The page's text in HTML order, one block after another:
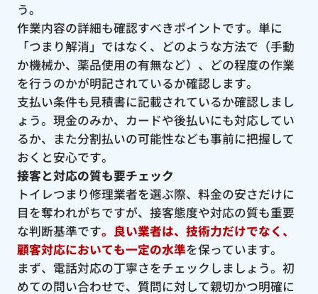
う。
作業内容の詳細も確認すべきポイントです。単に
「つまり解消」ではなく、どのような方法で（手動
か機械か、薬品使用の有無など）、どの程度の作業
を行うのかが明記されているか確認します。
支払い条件も見積書に記載されているか確認しまし
ょう。現金のみか、カードや後払いにも対応してい
るか、また分割払いの可能性なども事前に把握して
おくと安心です。
接客と対応の質も要チェック
トイレつまり修理業者を選ぶ際、料金の安さだけに
目を奪われがちですが、接客態度や対応の質も重要
な判断基準です。良い業者は、技術力だけでなく、
顧客対応においても一定の水準を保っています。
まず、電話対応の丁寧さをチェックしましょう。初
めての問い合わせで、質問に対して親切かつ明確に